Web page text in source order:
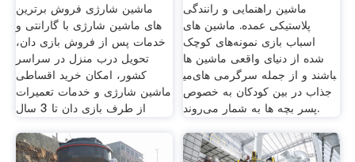
ماشین شارژی فروش برترین
های ماشین شارژی با گارانتی و
خدمات پس از فروش بازی دان،
تحویل درب منزل در سراسر
کشور، امکان خرید اقساطی
ماشین شارژی و خدمات تعمیرات
از طرف بازی دان تا 3 سال
ماشین راهنمایی و رانندگی
پلاستیکی عمده. ماشین های
اسباب بازی نمونه‌های کوچک
شده از دنیای واقعی ماشین ها
می‎باشند و از جمله سرگرمی های
جذاب در بین کودکان به خصوص
پسر بچه ها به شمار می‌روند.